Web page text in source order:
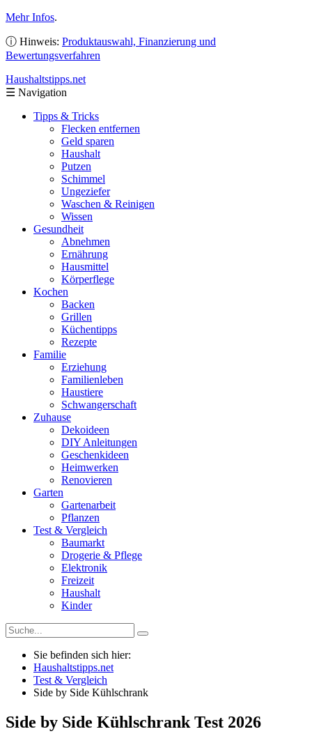
Mehr Infos.
ⓘ Hinweis: Produktauswahl, Finanzierung und
Bewertungsverfahren
Haushaltstipps.net
☰ Navigation
Tipps & Tricks
Flecken entfernen
Geld sparen
Haushalt
Putzen
Schimmel
Ungeziefer
Waschen & Reinigen
Wissen
Gesundheit
Abnehmen
Ernährung
Hausmittel
Körperflege
Kochen
Backen
Grillen
Küchentipps
Rezepte
Familie
Erziehung
Familienleben
Haustiere
Schwangerschaft
Zuhause
Dekoideen
DIY Anleitungen
Geschenkideen
Heimwerken
Renovieren
Garten
Gartenarbeit
Pflanzen
Test & Vergleich
Baumarkt
Drogerie & Pflege
Elektronik
Freizeit
Haushalt
Kinder
Sie befinden sich hier:
Haushaltstipps.net
Test & Vergleich
Side by Side Kühlschrank
Side by Side Kühlschrank Test 2026